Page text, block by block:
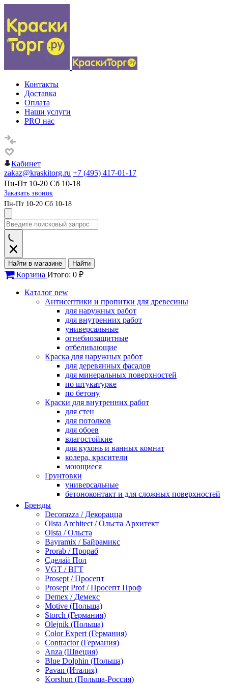
Контакты
Доставка
Оплата
Наши услуги
PRO нас
Кабинет
zakaz@kraskitorg.ru +7 (495) 417-01-17
Пн-Пт 10-20 Сб 10-18
Заказать звонок
Пн-Пт 10-20 Сб 10-18
Найти в магазине Найти
Корзина Итого: 0 ₽
Каталог new
Антисептики и пропитки для древесины
для наружных работ
для внутренних работ
универсальные
огнебиозащитные
отбеливающие
Краска для наружных работ
для деревянных фасадов
для минеральных поверхностей
по штукатурке
по бетону
Краски для внутренних работ
для стен
для потолков
для обоев
влагостойкие
для кухонь и ванных комнат
колера, красители
моющиеся
Грунтовки
универсальные
бетоноконтакт и для сложных поверхностей
по металлу
антикорозийные
под декоративные штукатурки
для гипсокартона
под штукатурку
Герметик
акриловые
силиконовые универсальные, нейтральные
силиконовые санитарные (антигрибковые)
шовные для срубов
для кровли
для каминов
полиуретановые
Декоративные штукатурки и краски
краски для декора, патина
мокрый шелк
венецианские (эффект мрамора)
песок (эффект песчаных вихрей)
декоративная шпаклевка
Бренды
Decorazza / Декорацца
Olsta Architect / Ольста Архитект
Olsta / Ольста
Bayramix / Байрамикс
Prorab / Прораб
Сделай Пол
VGT / ВГТ
Prosept / Просепт
Prosept Prof / Просепт Проф
Demex / Демекс
Motive (Польша)
Storch (Германия)
Olejnik (Польша)
Color Expert (Германия)
Contractor (Германия)
Anza (Швеция)
Blue Dolphin (Польша)
Pavan (Италия)
Korshun (Польша-Россия)